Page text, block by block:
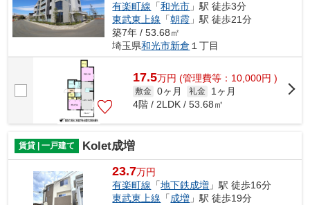
有楽町線 「和光市 」駅 徒歩3分
東武東上線 「朝霞 」駅 徒歩21分
築7年 / 53.68㎡
埼玉県和光市新倉 １丁目
17.5万円 (管理費等：10,000円 )
敷金 0ヶ月 礼金
1ヶ月
4階 / 2LDK / 53.68㎡
賃貸 | 一戸建て Kolet成増
23.7万円
有楽町線 「地下鉄成増 」駅 徒歩16分
東武東上線 「成増 」駅 徒歩19分